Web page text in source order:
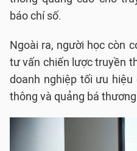
báo chí số.
Ngoài ra, người học còn
tư vấn chiến lược truyền
doanh nghiệp tối ưu
thông và quảng bá